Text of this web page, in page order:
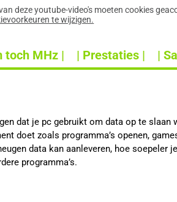
deze youtube-video's moeten cookies
te wijzigen.
toch MHz | | Prestaties | |
dat je pc gebruikt om data op te slaan
doet zoals programma’s openen,
data kan aanleveren, hoe soepeler
programma’s.